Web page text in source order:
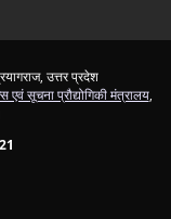
उत्तर प्रदेश
एवं सूचना प्रौद्योगिकी मंत्रालय,